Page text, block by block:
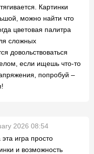
Картинки
можно найти что
цветовая палитра
сложных
довольствоваться
если ищешь что-то
попробуй –
2026 08:54
игра просто
и возможность